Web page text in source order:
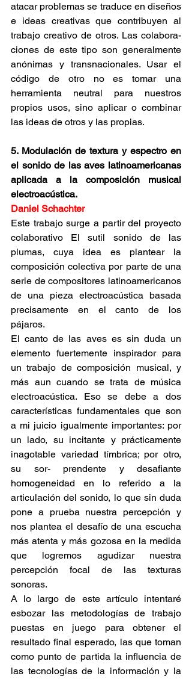
atacar problemas se traduce en diseños
e ideas creativas que contribuyen al
trabajo creativo de otros. Las colabora-
ciones de este tipo son generalmente
anónimas y transnacionales. Usar el
código de otro no es tomar una
herramienta neutral para nuestros
propios usos, sino aplicar o combinar
las ideas de otros y las propias.
5. Modulación de textura y espectro en
el sonido de las aves latinoamericanas
aplicada a la composición musical
electroacústica.
Daniel Schachter
Este trabajo surge a partir del proyecto
colaborativo El sutil sonido de las
plumas, cuya idea es plantear la
composición colectiva por parte de una
serie de compositores latinoamericanos
de una pieza electroacústica basada
precisamente en el canto de los
pájaros.
El canto de las aves es sin duda un
elemento fuertemente inspirador para
un trabajo de composición musical, y
más aun cuando se trata de música
electroacústica. Eso se debe a dos
características fundamentales que son
a mi juicio igualmente importantes: por
un lado, su incitante y prácticamente
inagotable variedad tímbrica; por otro,
su sor- prendente y desafiante
homogeneidad en lo referido a la
articulación del sonido, lo que sin duda
pone a prueba nuestra percepción y
nos plantea el desafío de una escucha
más atenta y más gozosa en la medida
que logremos agudizar nuestra
percepción focal de las texturas
sonoras.
A lo largo de este artículo intentaré
esbozar las metodologías de trabajo
puestas en juego para obtener el
resultado final esperado, las que toman
como punto de partida la influencia de
las tecnologías de la información y la